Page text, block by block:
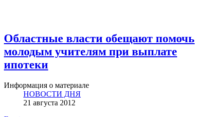
Областные власти обещают помочь
молодым учителям при выплате
ипотеки
Информация о материале
НОВОСТИ ДНЯ
21 августа 2012